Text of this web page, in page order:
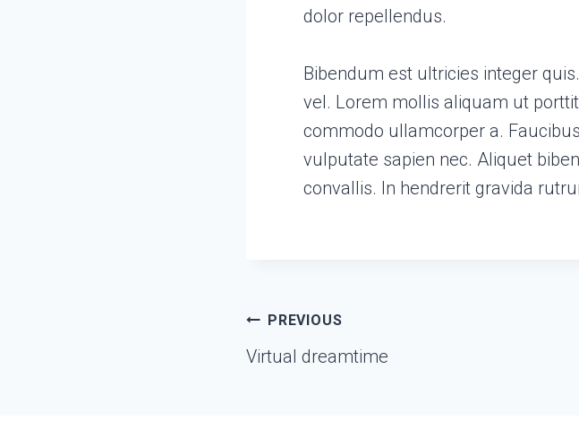
dolor repellendus.
Bibendum est ultricies integer
vel. Lorem mollis aliquam ut
commodo ullamcorper a.
vulputate sapien nec. Aliquet
convallis. In hendrerit gravida
Post
PREVIOUS
Virtual dreamtime